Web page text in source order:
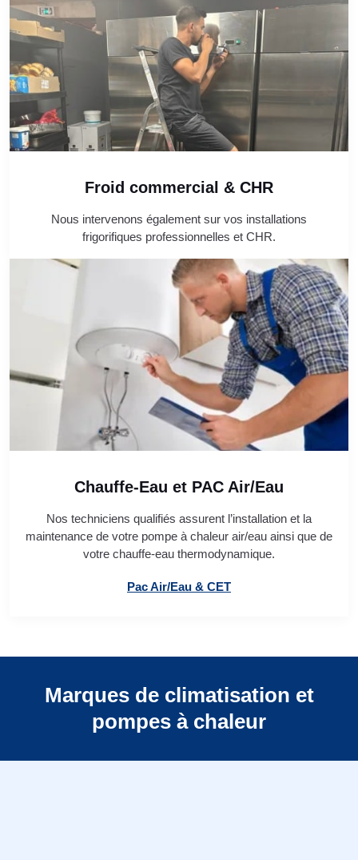
Froid commercial & CHR
Nous intervenons également sur vos installations
frigorifiques professionnelles et CHR.
Chauffe-Eau et PAC Air/Eau
Nos techniciens qualifiés assurent l’installation et la
maintenance de votre pompe à chaleur air/eau ainsi que de
votre chauffe-eau thermodynamique.
Pac Air/Eau & CET
Marques de climatisation et
pompes à chaleur